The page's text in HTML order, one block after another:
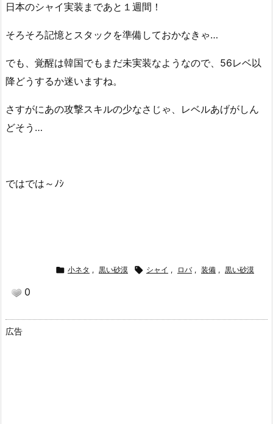
日本のシャイ実装まであと１週間！
そろそろ記憶とスタックを準備しておかなきゃ…
でも、覚醒は韓国でもまだ未実装なようなので、56レベ以
降どうするか迷いますね。
さすがにあの攻撃スキルの少なさじゃ、レベルあげがしん
どそう…
ではでは～ﾉｼ
 小ネタ , 黒い砂漠  シャイ , ロバ , 装備 , 黒い砂漠
0
広告